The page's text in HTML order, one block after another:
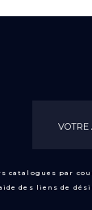
catalogues par
des liens de